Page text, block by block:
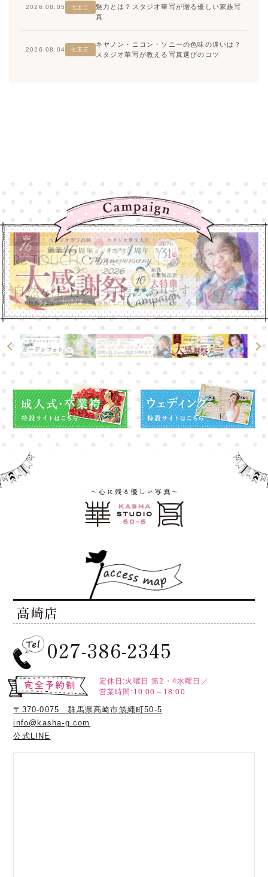
2026.08.05 七五三
魅力とは？スタジオ華写が贈る優しい家族写
真
2026.08.04 七五三
キヤノン・ニコン・ソニーの色味の違いは？
スタジオ華写が教える写真選びのコツ
高崎店
027-386-2345
定休日:火曜日 第2・4水曜日／
営業時間:10:00～18:00
〒370-0075 群馬県高崎市筑縄町50-5
info@kasha-g.com
公式LINE
高崎店
大宮店
高崎店
大宮店